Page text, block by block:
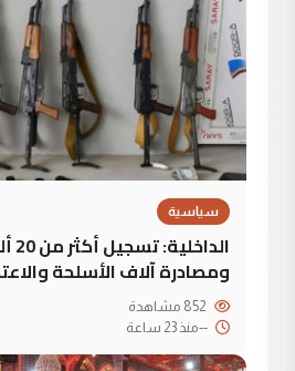
سياسية
ومصادرة آلاف الأسلحة
--منذ 23 ساعة